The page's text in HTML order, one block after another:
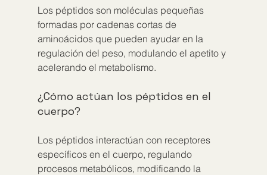
Los péptidos son moléculas pequeñas
formadas por cadenas cortas de
aminoácidos que pueden ayudar en la
regulación del peso, modulando el apetito y
acelerando el metabolismo.
¿Cómo actúan los péptidos en el
cuerpo?
Los péptidos interactúan con receptores
específicos en el cuerpo, regulando
procesos metabólicos, modificando la